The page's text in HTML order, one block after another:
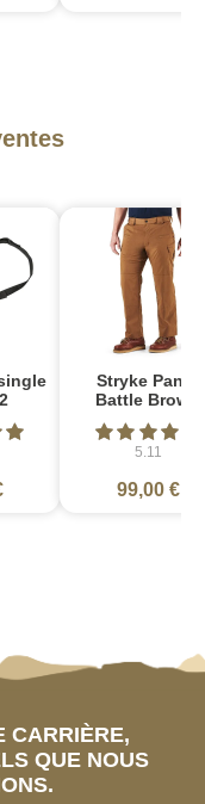
Stryke Pant -
Battle Brown
5.11
99,00 €
CARRIÈRE,
QUE NOUS